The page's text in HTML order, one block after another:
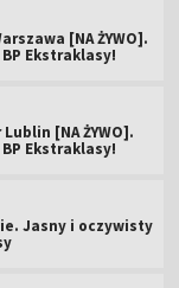
[NA ŻYWO].
Ekstraklasy!
[NA ŻYWO].
Ekstraklasy!
Jasny i oczywisty